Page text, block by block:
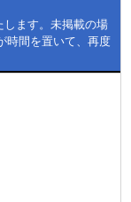
します。未掲載の場
時間を置いて、再度